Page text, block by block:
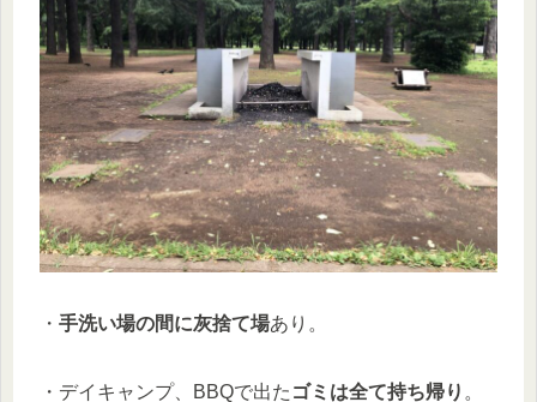
・ 手洗い場の間に灰捨て場あり。
・デイキャンプ、BBQで出た ゴミは全て持ち帰り 。